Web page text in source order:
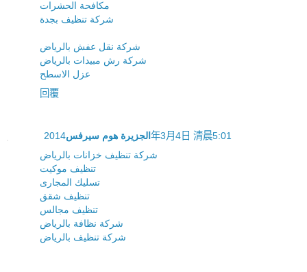
مكافحة الحشرات
شركة تنظيف بجدة
شركة نقل عفش بالرياض
شركة رش مبيدات بالرياض
عزل الاسطح
回覆
الجزيرة هوم سيرفس 2014年3月4日 清晨5:01
شركة تنظيف خزانات بالرياض
تنظيف موكيت
تسليك المجارى
تنظيف شقق
تنظيف مجالس
شركة نظافة بالرياض
شركة تنظيف بالرياض